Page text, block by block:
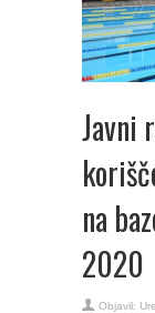
Javni
na
2020
Objavil: